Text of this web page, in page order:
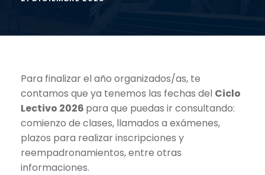
Para finalizar el año organizados/as, te
contamos que ya tenemos las fechas del Ciclo
Lectivo 2026 para que puedas ir consultando:
comienzo de clases, llamados a exámenes,
plazos para realizar inscripciones y
reempadronamientos, entre otras
informaciones.